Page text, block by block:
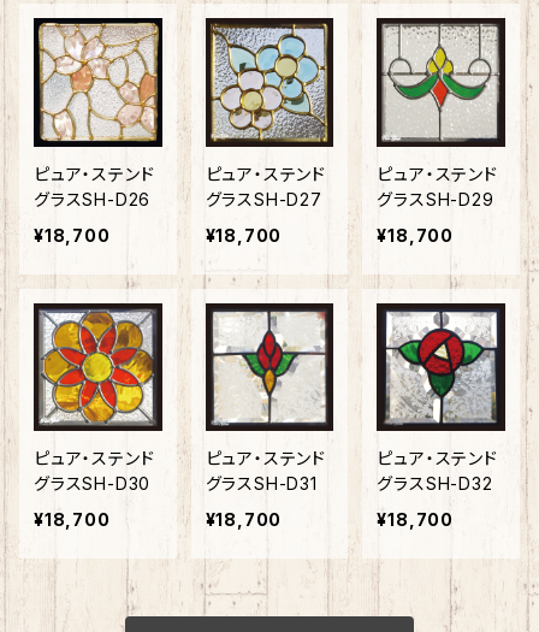
ピュア・ステンド
グラスSH-D26
¥18,700
ピュア・ステンド
グラスSH-D27
¥18,700
ピュア・ステンド
グラスSH-D29
¥18,700
ピュア・ステンド
グラスSH-D30
¥18,700
ピュア・ステンド
グラスSH-D31
¥18,700
ピュア・ステンド
グラスSH-D32
¥18,700